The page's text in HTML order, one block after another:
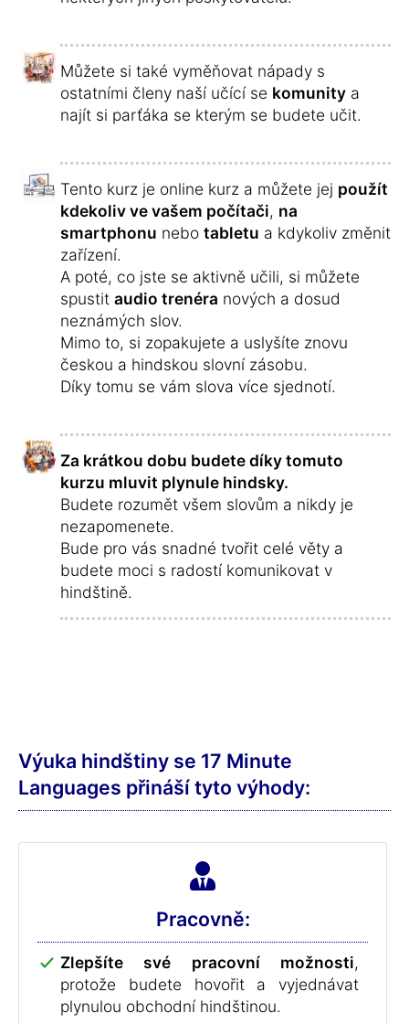
Můžete si také vyměňovat nápady s
ostatními členy naší učící se komunity a
najít si parťáka se kterým se budete učit.
Tento kurz je online kurz a můžete jej použít
kdekoliv ve vašem počítači, na
smartphonu nebo tabletu a kdykoliv změnit
zařízení.
A poté, co jste se aktivně učili, si můžete
spustit audio trenéra nových a dosud
neznámých slov.
Mimo to, si zopakujete a uslyšíte znovu
českou a hindskou slovní zásobu.
Díky tomu se vám slova více sjednotí.
Za krátkou dobu budete díky tomuto
kurzu mluvit plynule hindsky.
Budete rozumět všem slovům a nikdy je
nezapomenete.
Bude pro vás snadné tvořit celé věty a
budete moci s radostí komunikovat v
hindštině.
Výuka hindštiny se 17 Minute
Languages přináší tyto výhody:
Pracovně:
Zlepšíte své pracovní možnosti,
protože budete hovořit a vyjednávat
plynulou obchodní hindštinou.